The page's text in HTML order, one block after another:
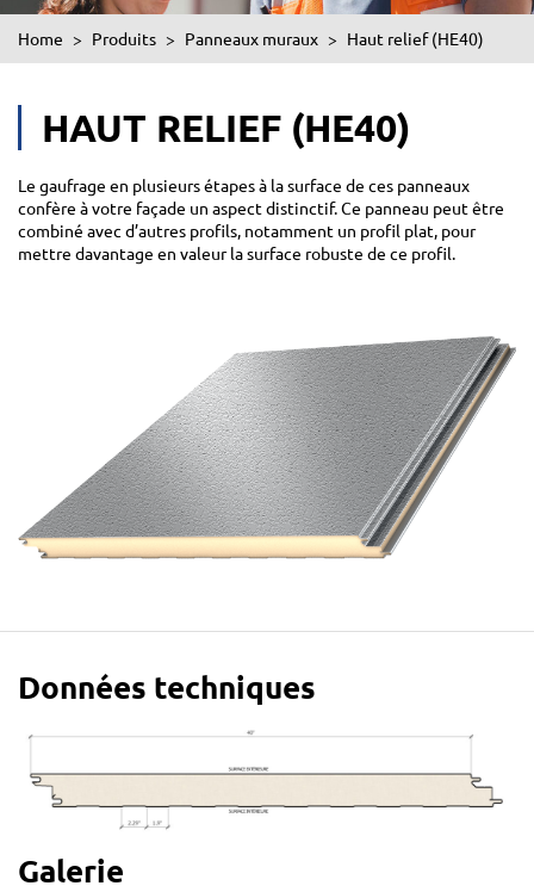
Home > Produits > Panneaux muraux > Haut relief (HE40)
HAUT RELIEF (HE40)
Le gaufrage en plusieurs étapes à la surface de ces panneaux
confère à votre façade un aspect distinctif. Ce panneau peut être
combiné avec d’autres profils, notamment un profil plat, pour
mettre davantage en valeur la surface robuste de ce profil.
Données techniques
Galerie